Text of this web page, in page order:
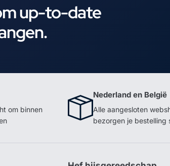
up-to-date
om binnen
Nederland en België
Alle aangesloten
bezorgen je bestelling